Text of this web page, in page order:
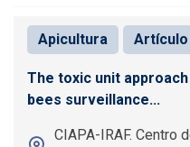
Apicultura
The toxic unit
bees surveillance...
CIAPA-IRAF. Centro